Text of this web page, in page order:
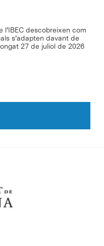
l’IBEC descobreixen com
s’adapten davant de
27 de juliol de 2026